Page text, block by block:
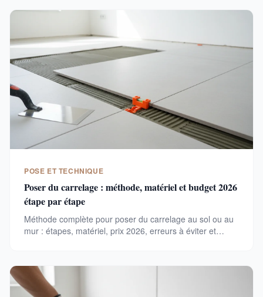
POSE ET TECHNIQUE
Poser du carrelage : méthode, matériel et budget 2026
étape par étape
Méthode complète pour poser du carrelage au sol ou au
mur : étapes, matériel, prix 2026, erreurs à éviter et